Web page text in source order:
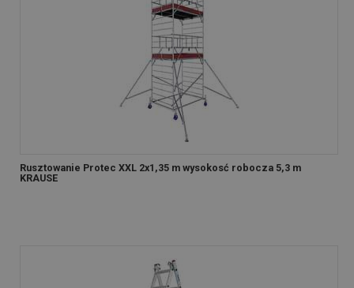
Rusztowanie Protec XXL 2x1,35 m wysokosć robocza 5,3 m
KRAUSE